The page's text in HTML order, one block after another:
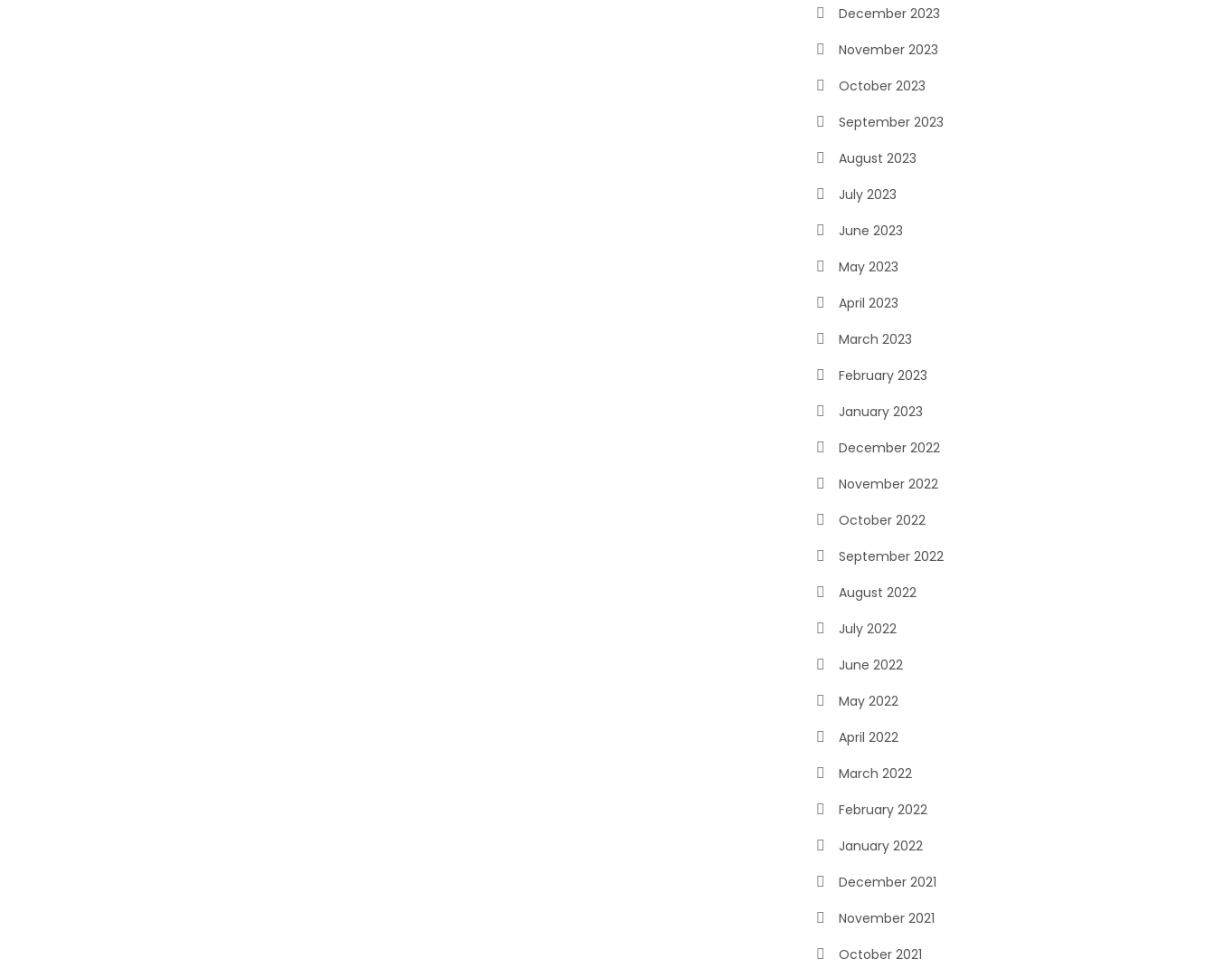
December 2023
November 2023
October 2023
September 2023
August 2023
July 2023
June 2023
May 2023
April 2023
March 2023
February 2023
January 2023
December 2022
November 2022
October 2022
September 2022
August 2022
July 2022
June 2022
May 2022
April 2022
March 2022
February 2022
January 2022
December 2021
November 2021
October 2021